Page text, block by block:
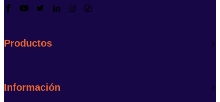
Productos
Información